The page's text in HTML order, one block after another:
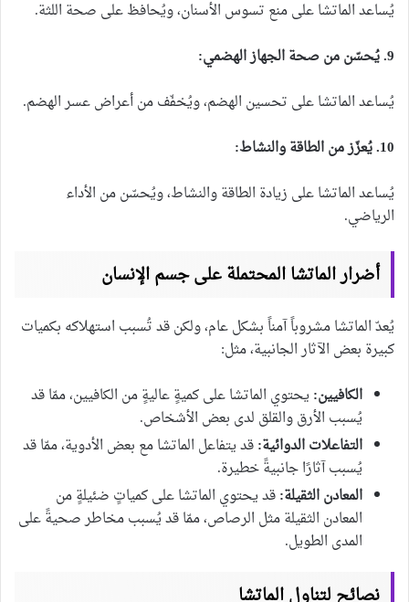
يُساعد الماتشا على منع تسوس الأسنان، ويُحافظ على صحة اللثة.
9. يُحسّن من صحة الجهاز الهضمي:
يُساعد الماتشا على تحسين الهضم، ويُخفّف من أعراض عسر الهضم.
10. يُعزّز من الطاقة والنشاط:
يُساعد الماتشا على زيادة الطاقة والنشاط، ويُحسّن من الأداء
الرياضي.
أضرار الماتشا المحتملة على جسم الإنسان
يُعدّ الماتشا مشروباً آمناً بشكل عام، ولكن قد تُسبب استهلاكه بكميات
كبيرة بعض الآثار الجانبية، مثل:
الكافيين:يحتوي الماتشا على كميةٍ عاليةٍ من الكافيين، ممّا قد
يُسبب الأرق والقلق لدى بعض الأشخاص.
التفاعلات الدوائية:قد يتفاعل الماتشا مع بعض الأدوية، ممّا قد
يُسبب آثارًا جانبيةً خطيرة.
المعادن الثقيلة:قد يحتوي الماتشا على كمياتٍ ضئيلةٍ من
المعادن الثقيلة مثل الرصاص، ممّا قد يُسبب مخاطر صحيةً على
المدى الطويل.